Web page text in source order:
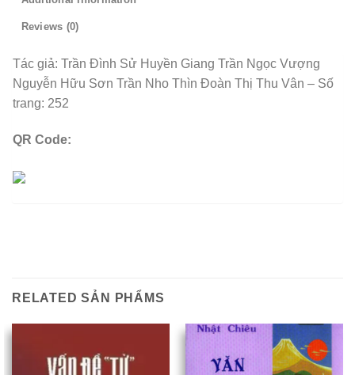
Reviews (0)
Tác giả: Trần Đình Sử Huyền Giang Trần Ngọc Vượng
Nguyễn Hữu Sơn Trần Nho Thìn Đoàn Thị Thu Vân – Số
trang: 252
QR Code:
RELATED SẢN PHẨMS